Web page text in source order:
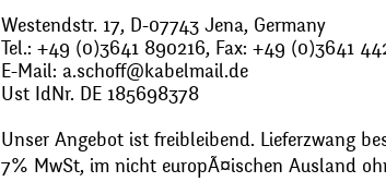
Westendstr. 17, D-07743 Jena, Germany
Tel.: +49 (0)3641 890216, Fax: +49 (0)3641
E-Mail: a.schoff@kabelmail.de
Ust IdNr. DE 185698378
Unser Angebot ist freibleibend. Lieferzwang
7% MwSt, im nicht europÃ¤ischen Ausland